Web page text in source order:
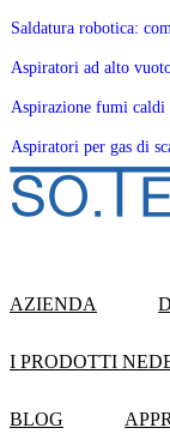
Saldatura robotica:
Aspiratori ad alto
Aspirazione fumi
Aspiratori per gas di
AZIENDA
I PRODOTTI
BLOG